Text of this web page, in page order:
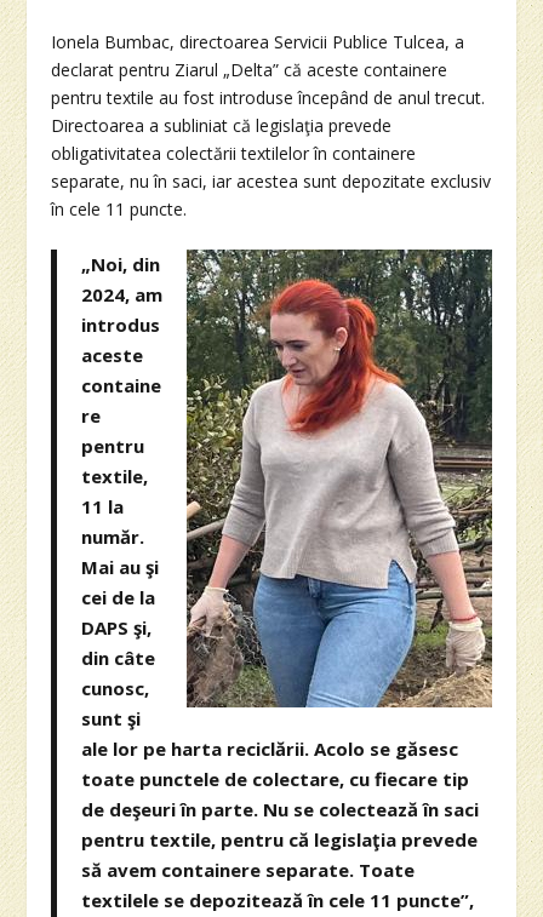
Ionela Bumbac, directoarea Servicii Publice Tulcea, a
declarat pentru Ziarul „Delta” că aceste containere
pentru textile au fost introduse începând de anul trecut.
Directoarea a subliniat că legislaţia prevede
obligativitatea colectării textilelor în containere
separate, nu în saci, iar acestea sunt depozitate exclusiv
în cele 11 puncte.
„Noi, din
2024, am
introdus
aceste
containe
re
pentru
textile,
11 la
număr.
Mai au şi
cei de la
DAPS şi,
din câte
cunosc,
sunt şi
ale lor pe harta reciclării. Acolo se găsesc
toate punctele de colectare, cu fiecare tip
de deşeuri în parte. Nu se colectează în saci
pentru textile, pentru că legislaţia prevede
să avem containere separate. Toate
textilele se depozitează în cele 11 puncte”,